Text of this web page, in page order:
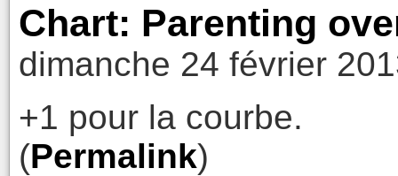
Chart: Parenting
dimanche 24 février
+1 pour la courbe.
(Permalink)